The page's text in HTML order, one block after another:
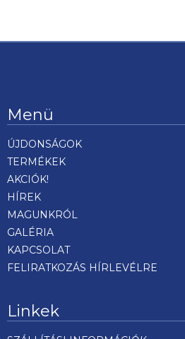
Menü
ÚJDONSÁGOK
TERMÉKEK
AKCIÓK!
HÍREK
MAGUNKRÓL
GALÉRIA
KAPCSOLAT
FELIRATKOZÁS HÍRLEVÉLRE
Linkek